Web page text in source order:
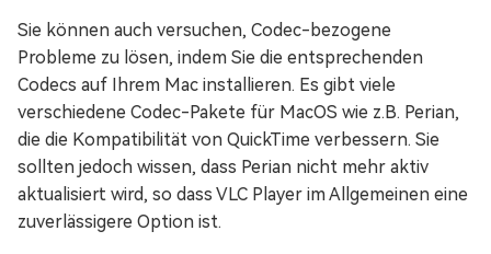
Sie können auch versuchen, Codec-bezogene
Probleme zu lösen, indem Sie die entsprechenden
Codecs auf Ihrem Mac installieren. Es gibt viele
verschiedene Codec-Pakete für MacOS wie z.B. Perian,
die die Kompatibilität von QuickTime verbessern. Sie
sollten jedoch wissen, dass Perian nicht mehr aktiv
aktualisiert wird, so dass VLC Player im Allgemeinen eine
zuverlässigere Option ist.